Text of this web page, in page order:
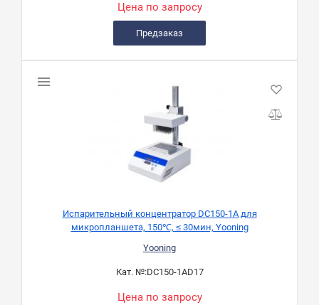
Цена по запросу
Предзаказ
Испарительный концентратор DC150-1A для
микропланшета, 150℃, ≤ 30мин, Yooning
Yooning
Кат. №:DC150-1AD17
Цена по запросу